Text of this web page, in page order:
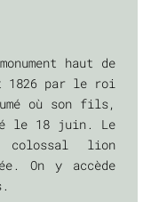
haut de
1826 par le roi
où son fils,
le 18 juin. Le
colossal lion
On y accède